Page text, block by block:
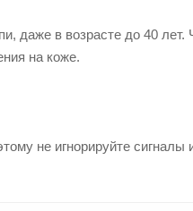
даже в возрасте до 40
на коже.
не игнорируйте сигналы